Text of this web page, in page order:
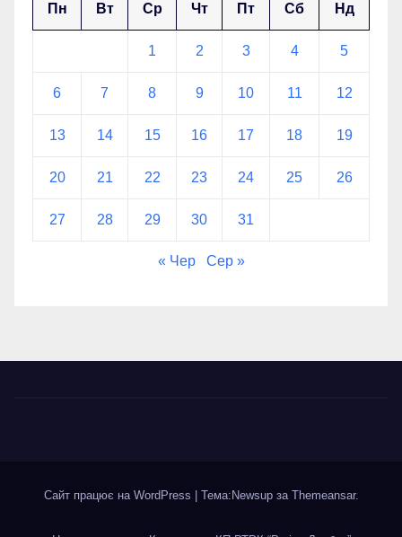
Пн Вт Ср Чт Пт Сб Нд
1 2 3 4 5
6 7 8 9 10 11 12
13 14 15 16 17 18 19
20 21 22 23 24 25 26
27 28 29 30 31
« Чер Сер »
Сайт працює на WordPress Тема:Newsup за Themeansar.